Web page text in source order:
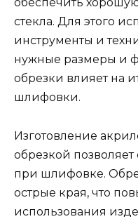
обеспечить
стекла. Для этого
инструменты и
нужные размеры и
обрезки влияет на
шлифовки.
Изготовление
обрезкой
при шлифовке.
острые края, что
использования